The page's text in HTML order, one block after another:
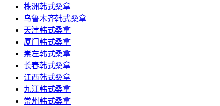
株洲韩式桑拿
乌鲁木齐韩式桑拿
天津韩式桑拿
厦门韩式桑拿
崇左韩式桑拿
长春韩式桑拿
江西韩式桑拿
九江韩式桑拿
常州韩式桑拿